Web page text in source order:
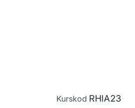
Kurskod RHIA23